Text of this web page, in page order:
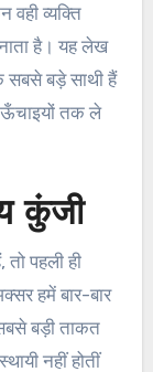
व्यक्ति
है। यह लेख
सबसे बड़े साथी हैं
तक ले
कुंजी
पहली ही
हमें बार-बार
बड़ी ताकत
नहीं होतीं